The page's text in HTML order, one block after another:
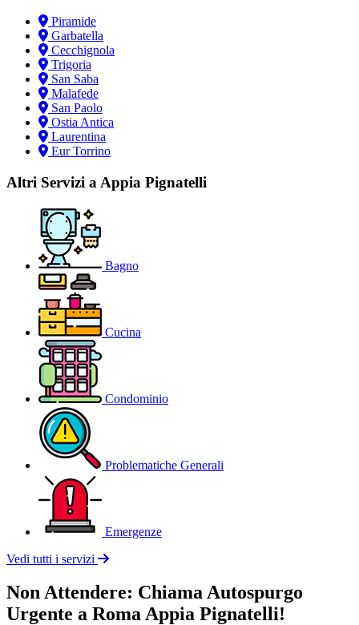
Piramide
Garbatella
Cecchignola
Trigoria
San Saba
Malafede
San Paolo
Ostia Antica
Laurentina
Eur Torrino
Altri Servizi a Appia Pignatelli
Bagno
Cucina
Condominio
Problematiche Generali
Emergenze
Vedi tutti i servizi
Non Attendere: Chiama Autospurgo
Urgente a Roma Appia Pignatelli!